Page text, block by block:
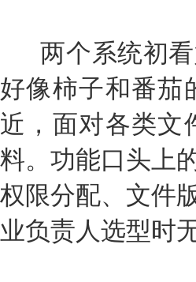
两个系统初看
好像柿子和番茄
近，面对各类文
料。功能口头上
权限分配、文件
业负责人选型时